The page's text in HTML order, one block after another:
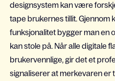
designsystem kan være
tape brukernes tillit. Gjennom
funksjonalitet bygger man en
kan stole på. Når alle digitale
brukervennlige, gir det et
signaliserer at merkevaren er